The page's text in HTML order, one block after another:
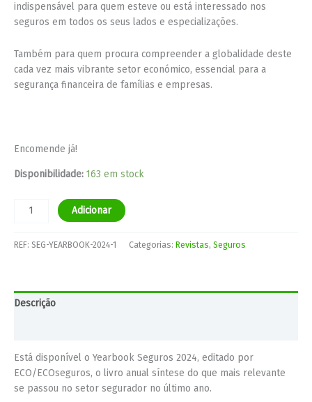
indispensável para quem esteve ou está interessado nos
seguros em todos os seus lados e especializações.
Também para quem procura compreender a globalidade deste
cada vez mais vibrante setor económico, essencial para a
segurança financeira de famílias e empresas.
Encomende já!
Disponibilidade: 163 em stock
Adicionar
REF: SEG-YEARBOOK-2024-1 Categorias: Revistas, Seguros
Descrição
Está disponível o Yearbook Seguros 2024, editado por
ECO/ECOseguros, o livro anual síntese do que mais relevante
se passou no setor segurador no último ano.